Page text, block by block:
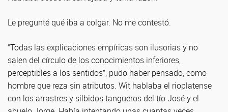
Le pregunté qué iba a colgar. No me contestó.
“Todas las explicaciones empíricas son ilusorias y no
salen del círculo de los conocimientos inferiores,
perceptibles a los sentidos”, pudo haber pensado, como
hombre que reza sin atributos. Wit hablaba el rioplatense
con los arrastres y silbidos tangueros del tío José y el